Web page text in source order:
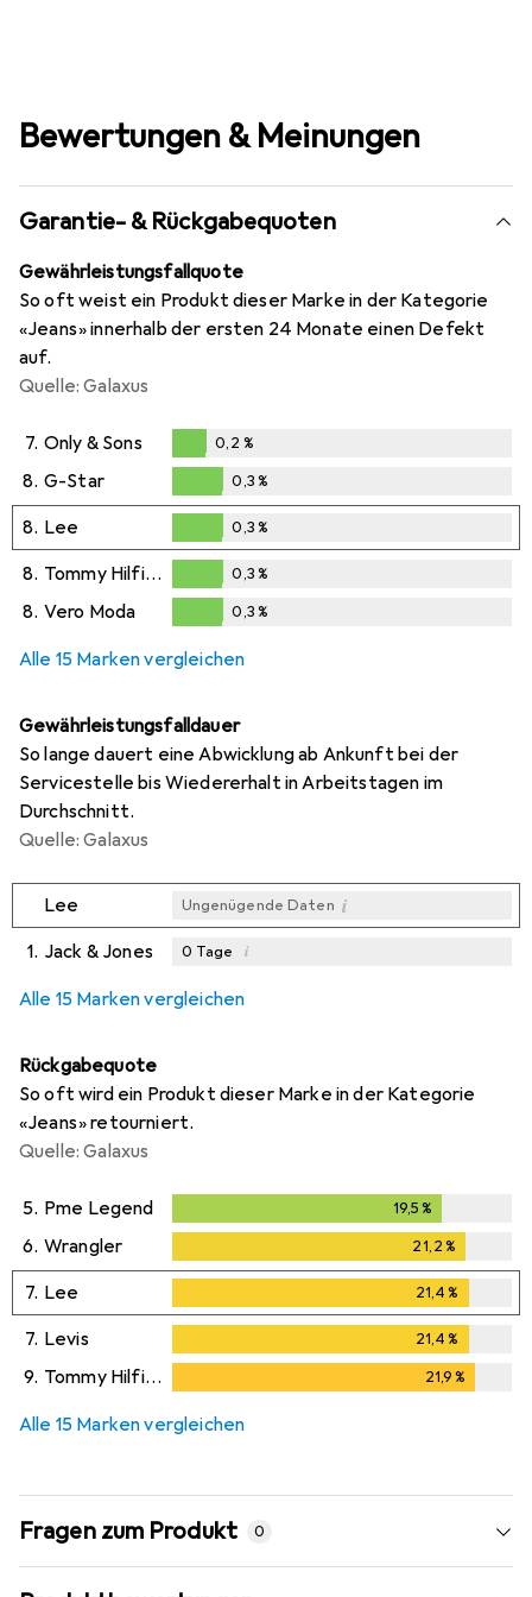
Bewertungen & Meinungen
Garantie- & Rückgabequoten
Gewährleistungsfallquote
So oft weist ein Produkt dieser Marke in der Kategorie
«Jeans» innerhalb der ersten 24 Monate einen Defekt
auf.
Quelle: Galaxus
7. Only & Sons
0,2%
0,2 %
8. G-Star
0,3%
0,3%
8. Lee
0,3%
0,3%
8. Tommy Hilfiger
0,3%
0,3%
8. Vero Moda 0,3%
Alle 15 Marken vergleichen
Gewährleistungsfalldauer
So lange dauert eine Abwicklung ab Ankunft bei der
Servicestelle bis Wiedererhalt in Arbeitstagen im
Durchschnitt.
Quelle: Galaxus
Lee Ungenügende Daten i
1. Jack & Jones 0 Tage i
Alle 15 Marken vergleichen
Rückgabequote
So oft wird ein Produkt dieser Marke in der Kategorie
«Jeans» retourniert.
Quelle: Galaxus
5. Pme Legend 19,5 %
6. Wrangler 21,2%
21,2%
7. Lee 21,4%
21,4%
7. Levis 21,4%
21,4%
9. Tommy Hilfiger 21,9%
Alle 15 Marken vergleichen
Fragen zum Produkt 0